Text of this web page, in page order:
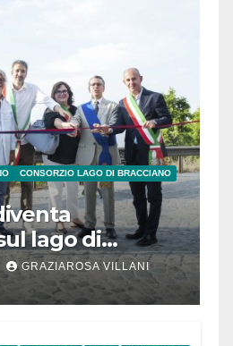
CONSORZIO LAGO DI BRACCIANO
lago di
GRAZIAROSA VILLANI